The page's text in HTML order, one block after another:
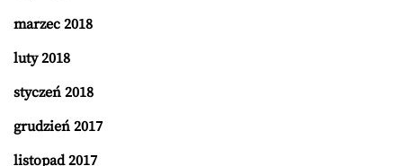
marzec 2018
luty 2018
styczeń 2018
grudzień 2017
listopad 2017